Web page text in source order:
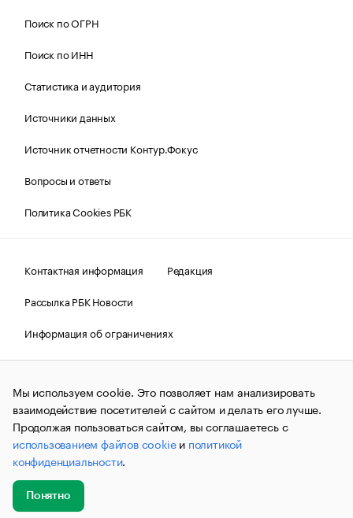
Поиск по ОГРН
Поиск по ИНН
Статистика и аудитория
Источники данных
Источник отчетности Контур.Фокус
Вопросы и ответы
Политика Cookies РБК
Контактная информация
Редакция
Рассылка РБК Новости
Информация об ограничениях
Правовая информация
О соблюдении авторских прав
© АО «РОСБИЗНЕСКОНСАЛТИНГ»,1995–2026.Сообщения
и материалы информационного агентства «РБК»
(зарегистрировано Федеральной службой по надзору в сфере
связи, информационных технологий и массовых
коммуникаций (Роскомнадзор) 09.12.2015 за номером ИА
№ФС77-63848) сопровождаются пометкой «РБК». Отдельные
публикации могут содержать информацию,
не предназначенную для пользователей
до 18 лет.
Мы используем cookie. Это позволяет нам анализировать
взаимодействие посетителей с сайтом и делать его лучше.
Продолжая пользоваться сайтом, вы соглашаетесь с
использованием файлов cookieи политикой
конфиденциальности.
Понятно